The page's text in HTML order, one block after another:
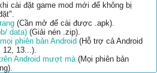
cài đặt game mod mới để không bị
(Cần mở để cài được .apk).
data) (Giải nén .zip).
phiên bản Android (Hỗ trợ cả Android
12, 13...).
Android mượt mà(Mọi phiên bản